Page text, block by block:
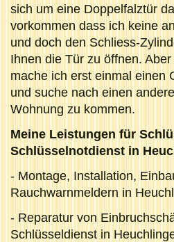
sich um eine Doppelfalztür
vorkommen dass ich keine
und doch den Schliess-
Ihnen die Tür zu öffnen.
mache ich erst einmal einen
und suche nach einen
Wohnung zu kommen.
Meine Leistungen für
Schlüsselnotdienst in
- Montage, Installation,
Rauchwarnmeldern in
- Reparatur von
Schlüsseldienst in